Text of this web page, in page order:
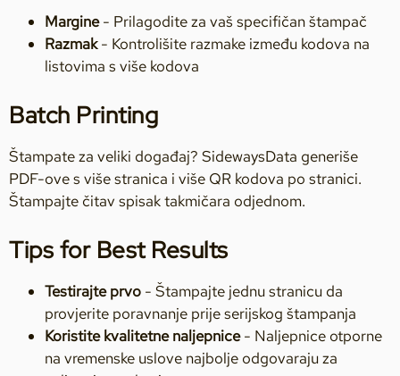
Margine- Prilagodite za vaš specifičan štampač
Razmak- Kontrolišite razmake između kodova na
listovima s više kodova
Batch Printing
Štampate za veliki događaj? SidewaysData generiše
PDF-ove s više stranica i više QR kodova po stranici.
Štampajte čitav spisak takmičara odjednom.
Tips for Best Results
Testirajte prvo - Štampajte jednu stranicu da
provjerite poravnanje prije serijskog štampanja
Koristite kvalitetne naljepnice- Naljepnice otporne
na vremenske uslove najbolje odgovaraju za